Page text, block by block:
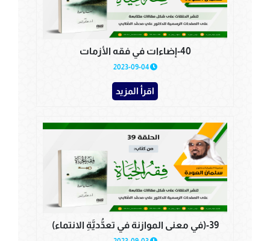
40-إضاءات في فقه الأزمات
2023-09-04
اقرأ المزيد
39-(في معنى الموازنة في تعدُّديَّةِ الانتماء)